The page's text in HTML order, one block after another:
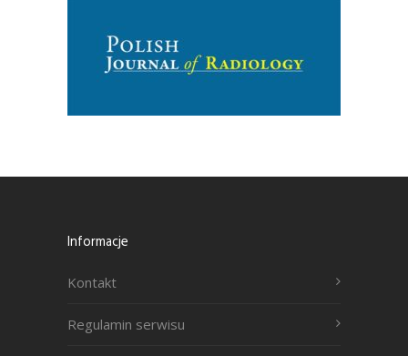
Informacje
Kontakt
Regulamin serwisu